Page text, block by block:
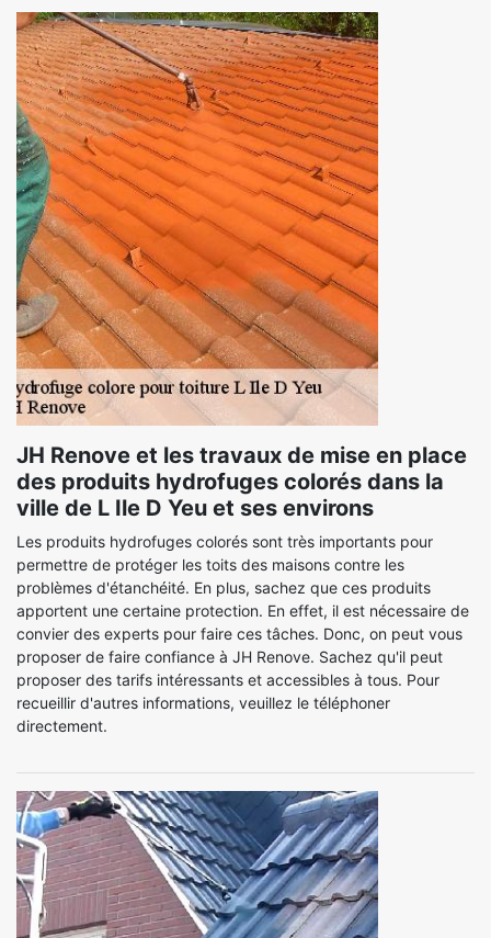
JH Renove et les travaux de mise en place
des produits hydrofuges colorés dans la
ville de L Ile D Yeu et ses environs
Les produits hydrofuges colorés sont très importants pour
permettre de protéger les toits des maisons contre les
problèmes d'étanchéité. En plus, sachez que ces produits
apportent une certaine protection. En effet, il est nécessaire de
convier des experts pour faire ces tâches. Donc, on peut vous
proposer de faire confiance à JH Renove. Sachez qu'il peut
proposer des tarifs intéressants et accessibles à tous. Pour
recueillir d'autres informations, veuillez le téléphoner
directement.